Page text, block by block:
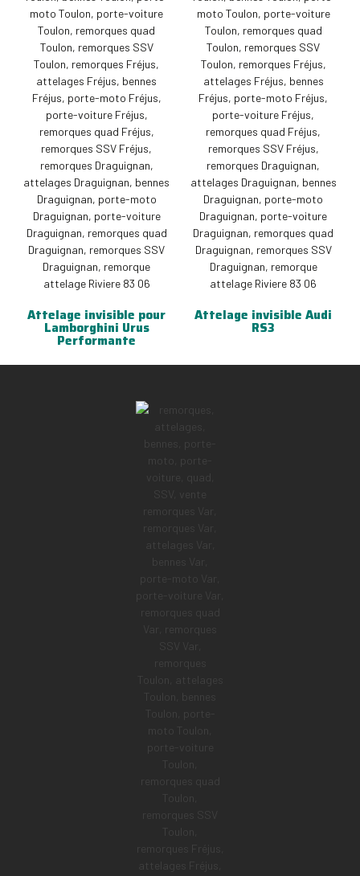
Attelage invisible pour
Lamborghini Urus
Performante
Attelage invisible Audi
RS3